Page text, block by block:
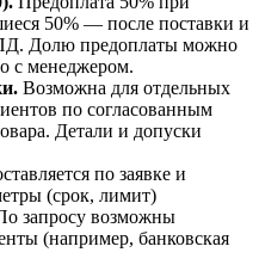
50% — после поставки и
Долю предоплаты можно
с менеджером.
Возможна для отдельных
по согласованным
Детали и допуски
по заявке и
(срок, лимит)
запросу возможны
(например, банковская